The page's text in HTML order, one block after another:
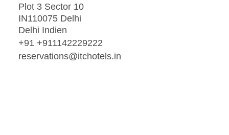
Plot 3 Sector 10
IN110075 Delhi
Delhi Indien
+91 +911142229222
reservations@itchotels.in